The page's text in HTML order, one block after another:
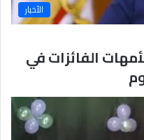
الأخبار
الفائزات في